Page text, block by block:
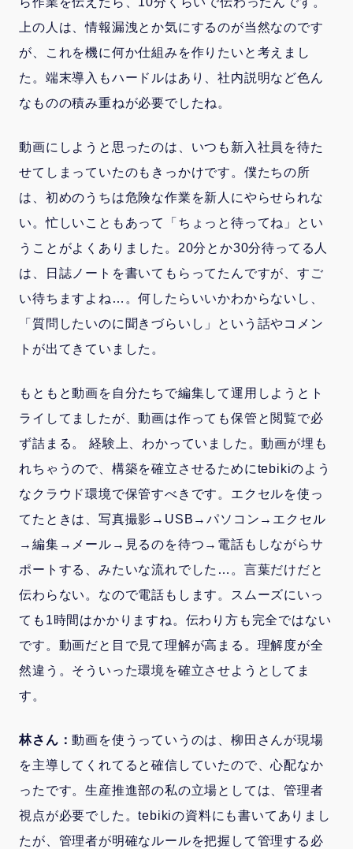
上の人は、情報漏洩とか気にするのが当然なのです
が、これを機に何か仕組みを作りたいと考えまし
た。端末導入もハードルはあり、社内説明など色ん
なものの積み重ねが必要でしたね。
動画にしようと思ったのは、いつも新入社員を待た
せてしまっていたのもきっかけです。僕たちの所
は、初めのうちは危険な作業を新人にやらせられな
い。忙しいこともあって「ちょっと待ってね」とい
うことがよくありました。20分とか30分待ってる人
は、日誌ノートを書いてもらってたんですが、すご
い待ちますよね…。何したらいいかわからないし、
「質問したいのに聞きづらいし」という話やコメン
トが出てきていました。
もともと動画を自分たちで編集して運用しようとト
ライしてましたが、動画は作っても保管と閲覧で必
ず詰まる。 経験上、わかっていました。動画が埋も
れちゃうので、構築を確立させるためにtebikiのよう
なクラウド環境で保管すべきです。エクセルを使っ
てたときは、写真撮影→USB→パソコン→エクセル
→編集→メール→見るのを待つ→電話もしながらサ
ポートする、みたいな流れでした…。言葉だけだと
伝わらない。なので電話もします。スムーズにいっ
ても1時間はかかりますね。伝わり方も完全ではない
です。動画だと目で見て理解が高まる。理解度が全
然違う。そういった環境を確立させようとしてま
す。
林さん：動画を使うっていうのは、柳田さんが現場
を主導してくれてると確信していたので、心配なか
ったです。生産推進部の私の立場としては、管理者
視点が必要でした。tebikiの資料にも書いてありまし
たが、管理者が明確なルールを把握して管理する必